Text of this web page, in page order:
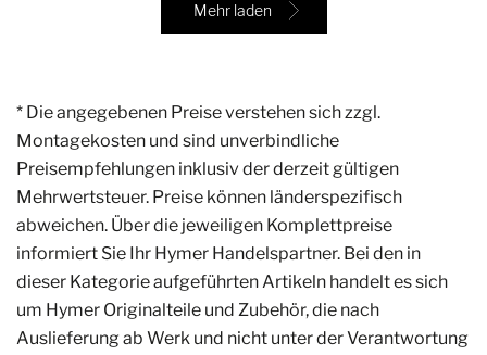
Mehr laden
* Die angegebenen Preise verstehen sich zzgl.
Montagekosten und sind unverbindliche
Preisempfehlungen inklusiv der derzeit gültigen
Mehrwertsteuer. Preise können länderspezifisch
abweichen. Über die jeweiligen Komplettpreise
informiert Sie Ihr Hymer Handelspartner. Bei den in
dieser Kategorie aufgeführten Artikeln handelt es sich
um Hymer Originalteile und Zubehör, die nach
Auslieferung ab Werk und nicht unter der Verantwortung